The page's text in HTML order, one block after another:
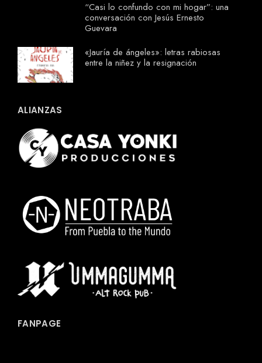
“Casi lo confundo con mi hogar”: una
conversación con Jesús Ernesto
Guevara
«Jauría de ángeles»: letras rabiosas
entre la niñez y la resignación
ALIANZAS
FANPAGE